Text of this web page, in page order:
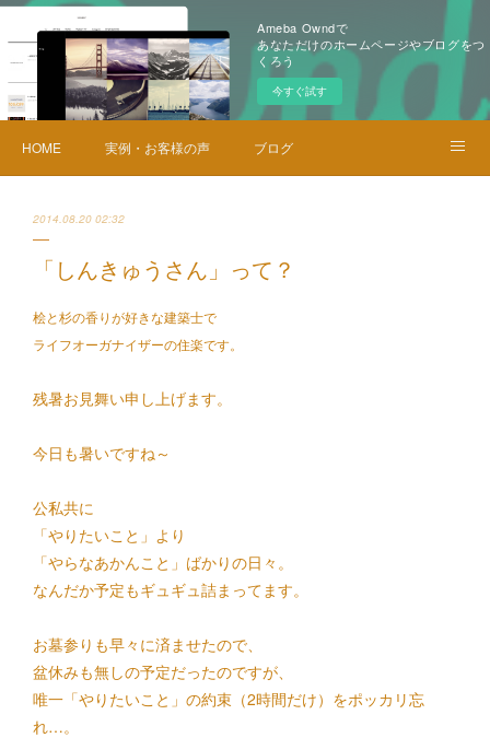
Ameba Owndで
あなただけのホームページやブログをつ
くろう
今すぐ試す
HOME 実例・お客様の声 ブログ
2014.08.20 02:32
「しんきゅうさん」って？
桧と杉の香りが好きな建築士で
ライフオーガナイザーの住楽です。
残暑お見舞い申し上げます。
今日も暑いですね～
公私共に
「やりたいこと」より
「やらなあかんこと」ばかりの日々。
なんだか予定もギュギュ詰まってます。
お墓参りも早々に済ませたので、
盆休みも無しの予定だったのですが、
唯一「やりたいこと」の約束（2時間だけ）をポッカリ忘
れ…。